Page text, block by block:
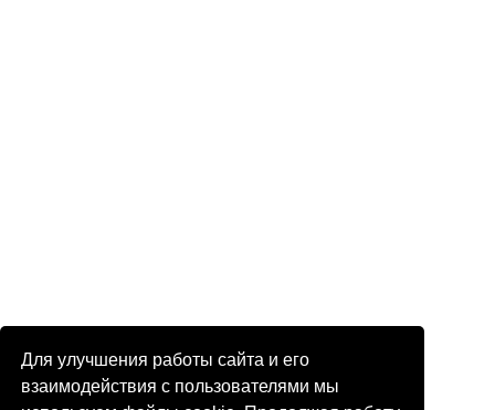
Для улучшения работы сайта и его
взаимодействия с пользователями мы